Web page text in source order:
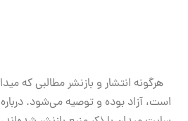
هرگونه انتشار و بازنشر مطالبی که
است، آزاد بوده و توصیه می‌شود. درباره